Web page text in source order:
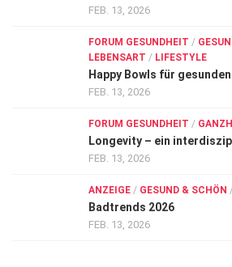
FEB. 13, 2026
FORUM GESUNDHEIT /
LEBENSART / LIFESTYLE
Happy Bowls für
FEB. 13, 2026
FORUM GESUNDHEIT /
Longevity – ein
FEB. 13, 2026
ANZEIGE / GESUND & SCHÖN
Badtrends 2026
FEB. 13, 2026